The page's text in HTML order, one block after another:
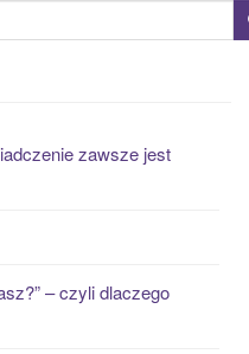
zawsze jest
– czyli dlaczego